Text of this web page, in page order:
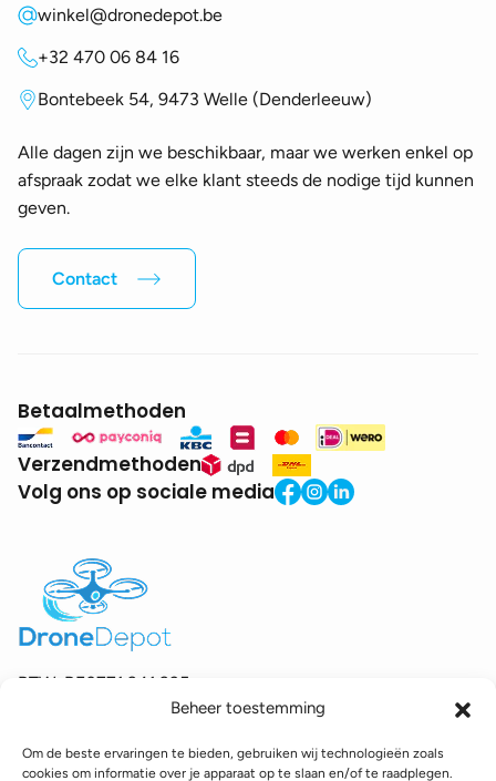
Beheer toestemming
Om de beste ervaringen te bieden, gebruiken wij technologieën zoals
cookies om informatie over je apparaat op te slaan en/of te raadplegen.
winkel@dronedepot.be
+32 470 06 84 16
Bontebeek 54, 9473 Welle (Denderleeuw)
Alle dagen zijn we beschikbaar, maar we werken enkel op
afspraak zodat we elke klant steeds de nodige tijd kunnen
geven.
Contact
Betaalmethoden
Verzendmethoden
Volg ons op sociale media
BTW: BE0771.941.935
© 2025 DroneDepot. Alle rechten voorbehouden.
RecyclagebijdrageRetourbeleidBetaalinformatie